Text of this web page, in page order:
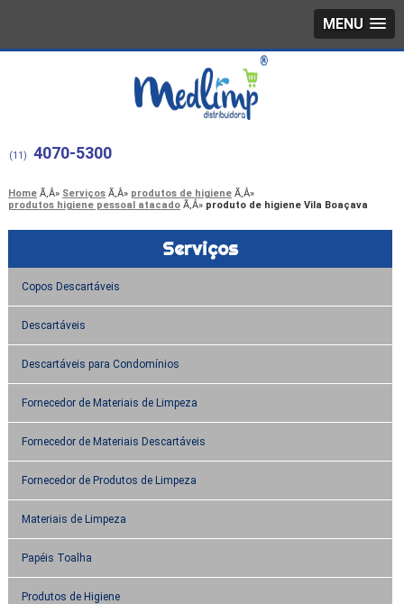
MENU
(11) 4070-5300
Home Serviços
produtos de higiene
produtos higiene pessoal atacado
produto de higiene Vila Boaçava
Serviços
Copos Descartáveis
Descartáveis
Descartáveis para Condomínios
Fornecedor de Materiais de Limpeza
Fornecedor de Materiais Descartáveis
Fornecedor de Produtos de Limpeza
Materiais de Limpeza
Papéis Toalha
Produtos de Higiene